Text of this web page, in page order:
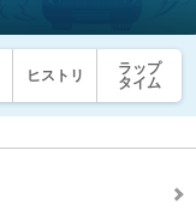
ヒストリ
ラップ
タイム